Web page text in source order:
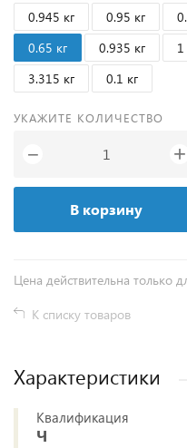
0.945 кг
0.95 кг
0.65 кг
0.935 кг 1
3.315 кг
0.1 кг
УКАЖИТЕ КОЛИЧЕСТВО
− +
В корзину
Цена действительна только
К списку товаров
Характеристики
Квалификация
Ч